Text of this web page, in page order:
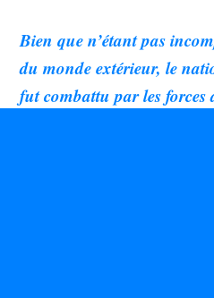
Bien que n’étant pas
du monde extérieur, le
fut combattu par les